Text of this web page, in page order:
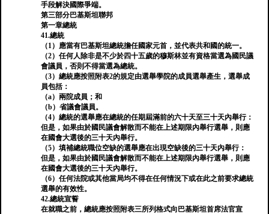
手段解決國際爭端。
第三部分巴基斯坦聯邦
第一章總統
41.總統
（1）應當有巴基斯坦總統擔任國家元首，並代表共和國的統一。
（2）任何人除非是不少於四十五歲的穆斯林並有資格當選為國民議
會議員，否則不得當選為總統。
（3）總統應按照附表2的規定由選舉學院的成員選舉產生，選舉成
員包括：
（a）兩院成員；和
（b）省議會議員。
（4）總統的選舉應在總統的任期屆滿前的六十天至三十天內舉行：
但是，如果由於國民議會解散而不能在上述期限內舉行選舉，則應
在國會大選後的三十天內舉行。
（5）填補總統職位空缺的選舉應在出現空缺後的三十天內舉行：
但是，如果由於國民議會解散而不能在上述期限內舉行選舉，則應
在國會大選後的三十天內舉行。
（6）任何法院或其他當局均不得在任何情況下或在此之前要求總統
選舉的有效性。
42.總統宣誓
在就職之前，總統應按照附表三所列格式向巴基斯坦首席法官宣